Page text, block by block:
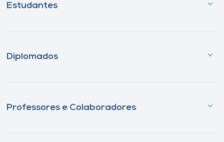
Estudantes
Diplomados
Professores e Colaboradores